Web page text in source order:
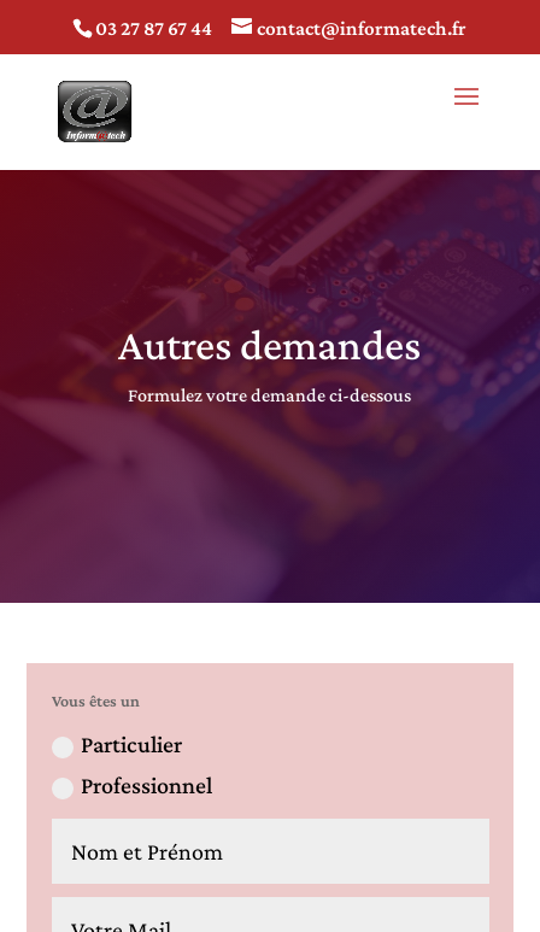
03 27 87 67 44 contact@informatech.fr
Autres demandes
Formulez votre demande ci-dessous
Vous êtes un
Particulier
Professionnel